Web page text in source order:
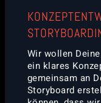
Wir wollen
ein klares
gemeinsam an
Storyboard